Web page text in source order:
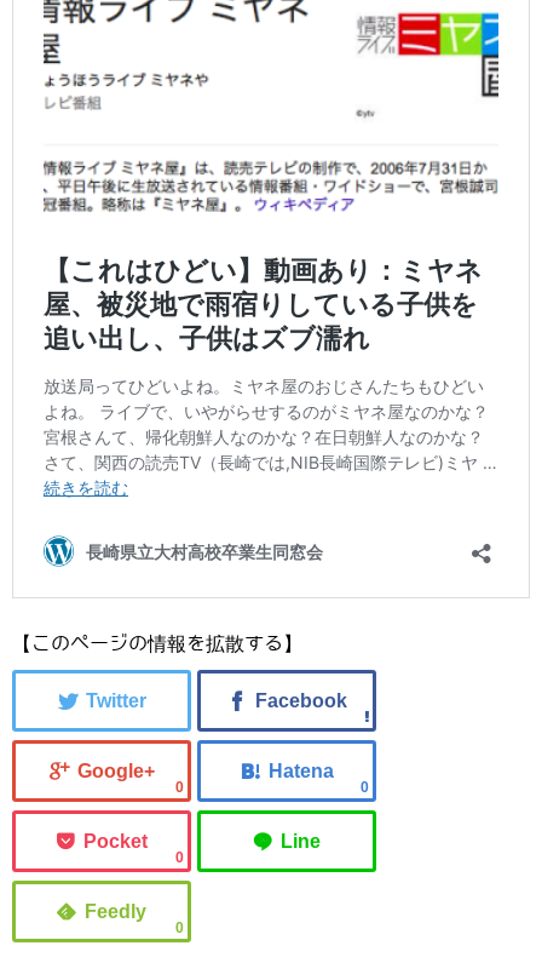
【このページの情報を拡散する】
0 0
0
0